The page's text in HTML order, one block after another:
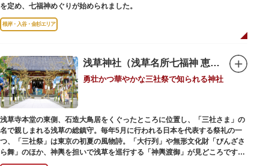
を定め、七福神めぐりが始められました。
根岸・入谷・金杉エリア
浅草神社（浅草名所七福神 恵比須）
勇壮かつ華やかな三社祭で知られる神社
浅草寺本堂の東側、石造大鳥居をくぐったところに位置し、「三社さま」の
名で親しまれる浅草の総鎮守。毎年5月に行われる日本を代表する祭礼の一
つ、「三社祭」は東京の初夏の風物詩。「大行列」や無形文化財「びんざさ
ら舞」のほか、神輿を担いで浅草を巡行する「神輿渡御」が見どころです。
町を練り歩く担ぎ手たちの威勢良い掛け声が響き渡り、浅草の町がまつり一